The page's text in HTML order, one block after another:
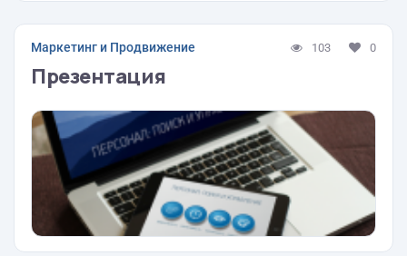
Маркетинг и Продвижение 103 0
Презентация